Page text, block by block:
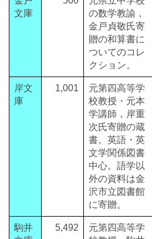
文庫
の数学教諭，
金戸貞敬氏寄
贈の和算書に
ついてのコレ
クション。
岸文
庫
1,001
元第四高等学
校教授・元本
学講師，岸重
次氏寄贈の蔵
書。英語・英
文学関係図書
中心。語学以
外の資料は金
沢市立図書館
に寄贈。
駒井
5,492
元第四高等学